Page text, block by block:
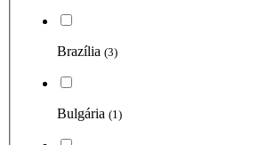
Brazília (3)
Bulgária (1)